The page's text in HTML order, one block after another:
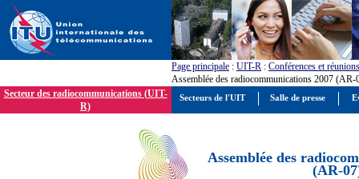
Page principale : UIT-R : Conférences et réunions
Assemblée des radiocommunications 2007 (AR-
Secteur des radiocommunications (UIT-
R)
Assemblée des
(AR-
Secteurs de l'UIT Salle de presse